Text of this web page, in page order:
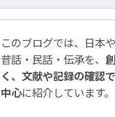
このブログでは、日本
昔話・民話・伝承を、
く、文献や記録の確認
中心に紹介しています。